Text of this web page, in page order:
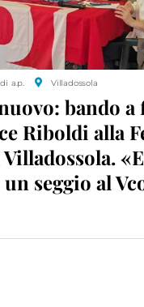
di a.p. Villadossola
bando a
Riboldi alla
«E
seggio al